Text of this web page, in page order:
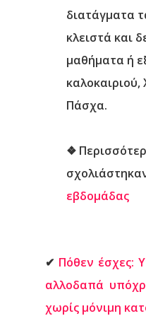
διατάγματα
κλειστά και
μαθήματα ή
Πάσχα.
❖
εβδομάδας
✔ Πόθεν έσχες:
αλλοδαπά
χωρίς μόνιμη